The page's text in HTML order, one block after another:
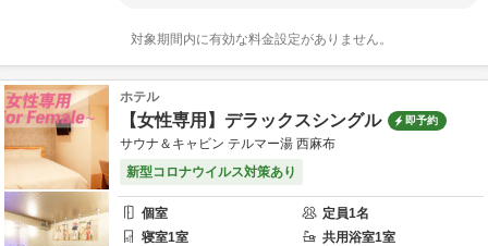
対象期間内に有効な料金設定がありません。
ホテル
【女性専用】デラックスシングル 即予約
サウナ＆キャビン テルマー湯 西麻布
新型コロナウイルス対策あり
個室 定員1名
寝室1室 共用浴室1室